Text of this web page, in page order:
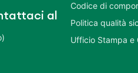
al
Codice di
Politica qualità
Ufficio Stampa e